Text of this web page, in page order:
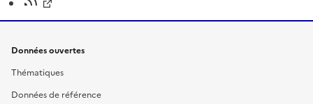
Données ouvertes
Thématiques
Données de référence